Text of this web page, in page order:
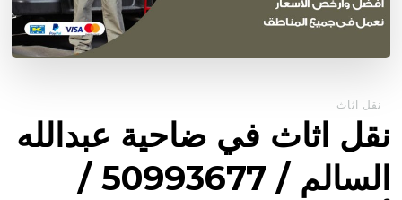
نقل اثاث
نقل اثاث في ضاحية عبدالله
السالم / 50993677 /